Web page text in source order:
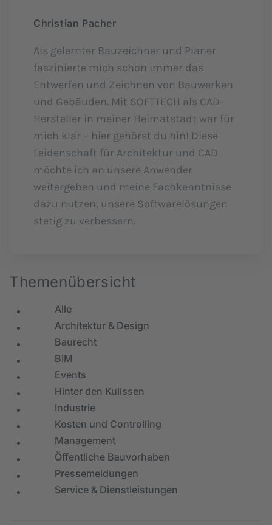
Christian Pacher
Als gelernter Bauzeichner und Planer
faszinierte mich schon immer das
Entwerfen und Zeichnen von Bauwerken
und Gebäuden. Mit SOFTTECH als CAD-
Hersteller in meiner Heimatstadt war für
mich klar – hier gehörst du hin! Diese
Leidenschaft für Architektur und CAD
möchte ich an unsere Anwender
weitergeben und meine Fachkenntnisse
dazu nutzen, unsere Softwarelösungen
stetig zu verbessern.
Themenübersicht
Alle
Architektur & Design
Baurecht
BIM
Events
Hinter den Kulissen
Industrie
Kosten und Controlling
Management
Öffentliche Bauvorhaben
Pressemeldungen
Service & Dienstleistungen